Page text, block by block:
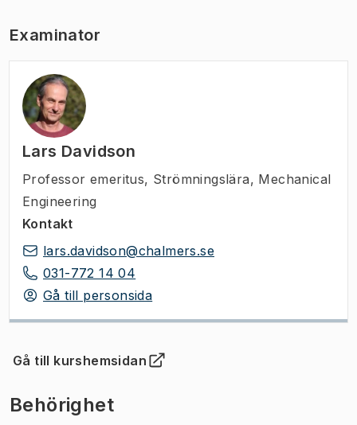
Examinator
Lars Davidson
Professor emeritus, Strömningslära, Mechanical
Engineering
Kontakt
lars.davidson@chalmers.se
031-772 14 04
Gå till personsida
Gå till kurshemsidan
(Öppnas i ny flik)
Behörighet